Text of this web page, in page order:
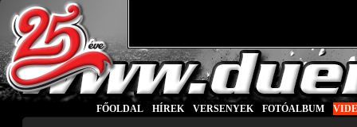
FŐOLDAL HÍREK VERSENYEK FOTÓALBUM